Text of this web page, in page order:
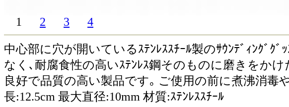
1 2 3 4
中心部に穴が開いているｽﾃﾝﾚｽｽﾁｰﾙ製のｻｳﾝﾃﾞｨﾝｸﾞｸ
なく､耐腐食性の高いｽﾃﾝﾚｽ鋼そのものに磨きをか
良好で品質の高い製品です｡ ご使用の前に煮沸消毒
長:12.5cm 最大直径:10mm 材質:ｽﾃﾝﾚｽｽﾁｰﾙ